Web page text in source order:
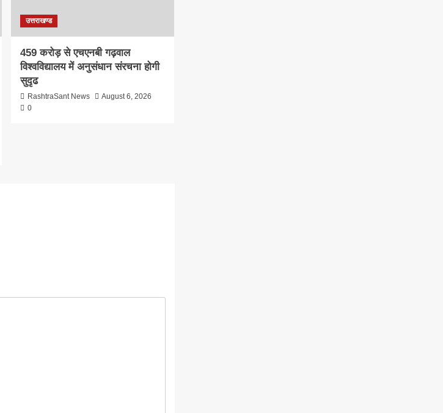
उत्तराखण्ड
459 करोड़ से एचएनबी गढ़वाल
विश्वविद्यालय में अनुसंधान संरचना होगी
सुदृढ
RashtraSant News
August 6, 2026
0